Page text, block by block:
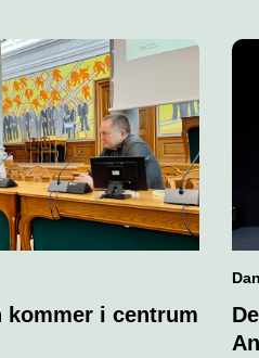
i centrum